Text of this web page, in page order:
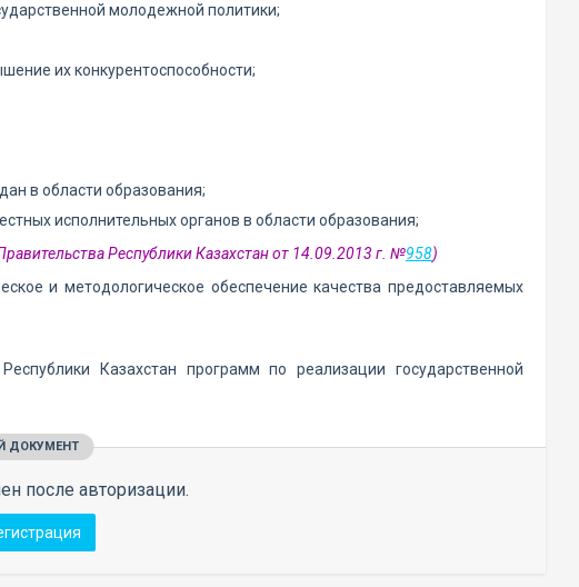
молодежной политики;
их конкурентоспособности;
в области образования;
исполнительных органов в области образования;
Республики Казахстан от 14.09.2013 г. №958)
и методологическое обеспечение качества предоставляемых
Казахстан программ по реализации государственной
ДОКУМЕНТ
после авторизации.